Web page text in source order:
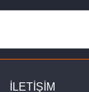
İLETİŞİM